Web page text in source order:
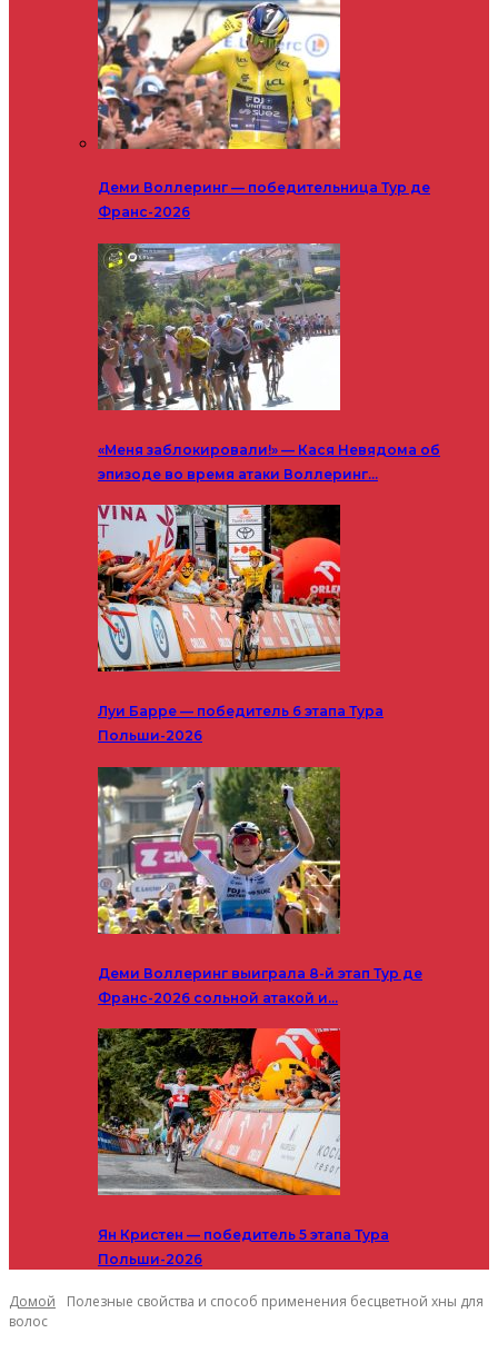
Деми Воллеринг — победительница Тур де
Франс-2026
«Меня заблокировали!» — Кася Невядома об
эпизоде во время атаки Воллеринг…
Луи Барре — победитель 6 этапа Тура
Польши-2026
Деми Воллеринг выиграла 8-й этап Тур де
Франс-2026 сольной атакой и…
Ян Кристен — победитель 5 этапа Тура
Польши-2026
Домой
Полезные свойства и способ применения бесцветной хны для
волос